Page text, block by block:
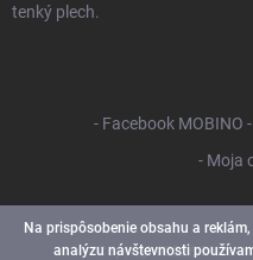
Na prispôsobenie obsahu a
analýzu návštevnosti
tenký plech.
- Facebook MOBINO -
- Moja
Copyright 2026Mobino